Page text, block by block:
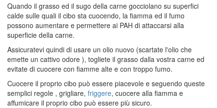
Quando il grasso ed il sugo della carne gocciolano su superfici
calde sulle quali il cibo sta cuocendo, la fiamma ed il fumo
possono aumentare e permettere ai PAH di attaccarsi alla
superficie della carne.
Assicuratevi quindi di usare un olio nuovo (scartate l'olio che
emette un cattivo odore ), togliete il grasso dalla vostra carne ed
evitate di cuocere con fiamme alte e con troppo fumo.
Cuocere il proprio cibo può essere piacevole e seguendo queste
semplici regole , grigliare, friggere, cuocere alla fiamma e
affumicare il proprio cibo può essere più sicuro.